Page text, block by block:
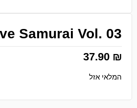
Samurai Vol. 03
37.90 ₪
המלאי אזל